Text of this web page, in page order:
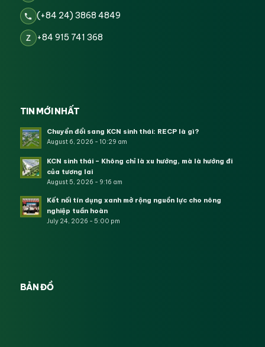
(+84 24) 3868 4849
Z +84 915 741 368
TIN MỚI NHẤT
Chuyển đổi sang KCN sinh thái: RECP là gì?
August 6, 2026 - 10:29 am
KCN sinh thái – Không chỉ là xu hướng, mà là hướng đi
của tương lai
August 5, 2026 - 9:16 am
Kết nối tín dụng xanh mở rộng nguồn lực cho nông
nghiệp tuần hoàn
July 24, 2026 - 5:00 pm
BẢN ĐỒ